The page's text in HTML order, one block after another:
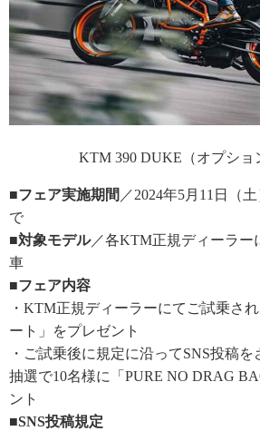
KTM 390 DUKE（オプショ
■フェア実施期間 ／2024年5月11日（
で
■対象モデル／各KTM正規ディーラー
車
■フェア内容
・KTM正規ディーラーにてご試乗さ
ート」をプレゼント
・ご試乗後に規定に沿ってSNS投稿を
抽選で10名様に「PURE NO DRAG
ント
■SNS投稿規定